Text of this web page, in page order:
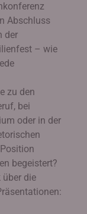
Abschluss
der
– wie
zu den
bei
oder in der
begeistert?
über die